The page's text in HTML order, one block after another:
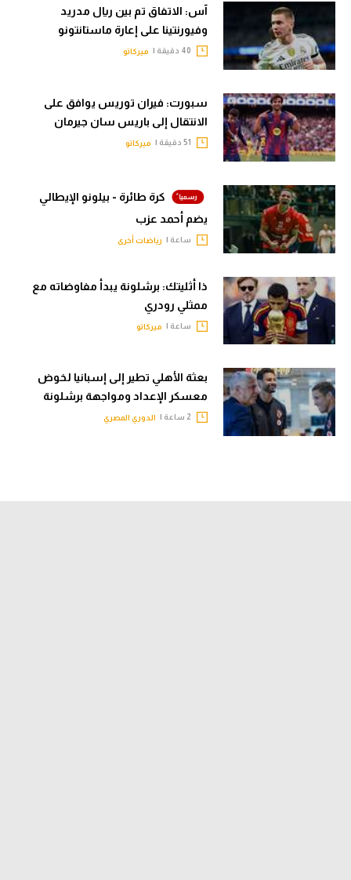
آس: الاتفاق تم بين ريال مدريد
وفيورنتينا على إعارة ماستانتونو
ميركاتو
سبورت: فيران توريس يوافق على
الانتقال إلى باريس سان جيرمان
ميركاتو
كرة طائرة - بيلونو الإيطالي
يضم أحمد عزب
ساعة | رياضات أخرى
ذا أثليتك: برشلونة يبدأ مفاوضاته مع
ممثلي رودري
ساعة | ميركاتو
بعثة الأهلي تطير إلى إسبانيا لخوض
معسكر الإعداد ومواجهة برشلونة
الدوري المصري